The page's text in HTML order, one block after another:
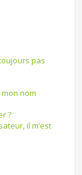
pas
nom
?
il m’est